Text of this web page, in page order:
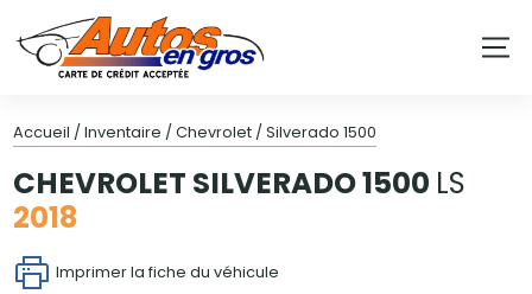
Accueil / Inventaire / Chevrolet / Silverado 1500
CHEVROLET SILVERADO 1500 LS
2018
Imprimer la fiche du véhicule